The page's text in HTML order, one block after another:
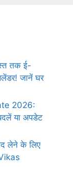
तक ई-
जानें घर
2026:
या अपडेट
लेने के लिए